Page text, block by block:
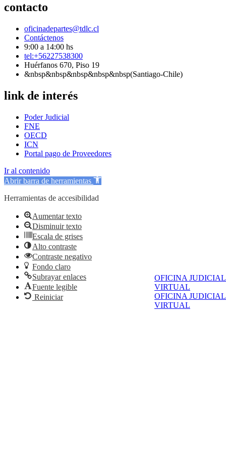
OFICINA JUDICIAL
VIRTUAL
OFICINA JUDICIAL
VIRTUAL
contacto
oficinadepartes@tdlc.cl
Contáctenos
9:00 a 14:00 hs
tel:+56227538300
Huérfanos 670, Piso 19
&nbsp&nbsp&nbsp&nbsp&nbsp(Santiago-Chile)
link de interés
Poder Judicial
FNE
OECD
ICN
Portal pago de Proveedores
Ir al contenido
Abrir barra de herramientas
Herramientas de accesibilidad
Aumentar texto
Disminuir texto
Escala de grises
Alto contraste
Contraste negativo
Fondo claro
Subrayar enlaces
Fuente legible
Reiniciar